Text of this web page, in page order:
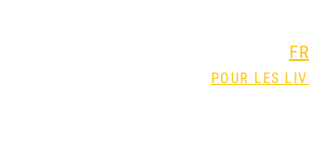
POUR LES